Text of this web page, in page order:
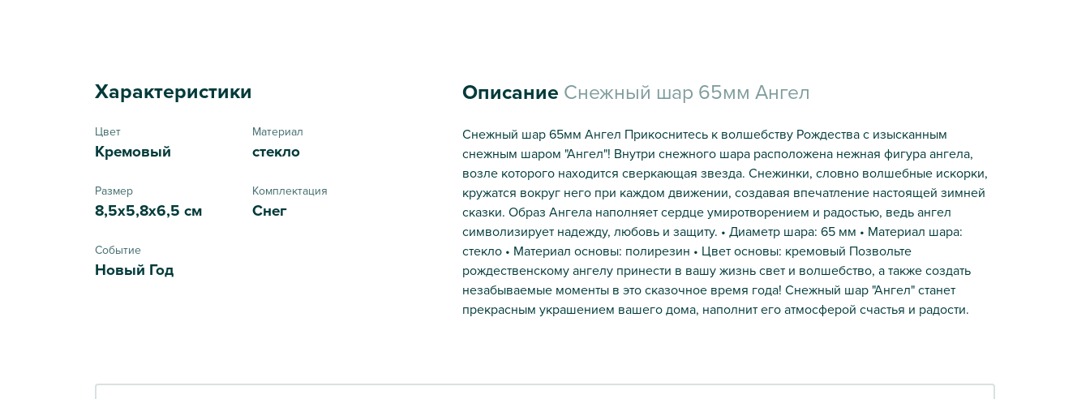
Характеристики
Цвет
Кремовый
Материал
стекло
Размер
8,5х5,8х6,5 см
Комплектация
Снег
Событие
Новый Год
Описание Снежный шар 65мм Ангел
Снежный шар 65мм Ангел Прикоснитесь к волшебству Рождества с изысканным
снежным шаром "Ангел"! Внутри снежного шара расположена нежная фигура ангела,
возле которого находится сверкающая звезда. Снежинки, словно волшебные искорки,
кружатся вокруг него при каждом движении, создавая впечатление настоящей зимней
сказки. Образ Ангела наполняет сердце умиротворением и радостью, ведь ангел
символизирует надежду, любовь и защиту. • Диаметр шара: 65 мм • Материал шара:
стекло • Материал основы: полирезин • Цвет основы: кремовый Позвольте
рождественскому ангелу принести в вашу жизнь свет и волшебство, а также создать
незабываемые моменты в это сказочное время года! Снежный шар "Ангел" станет
прекрасным украшением вашего дома, наполнит его атмосферой счастья и радости.